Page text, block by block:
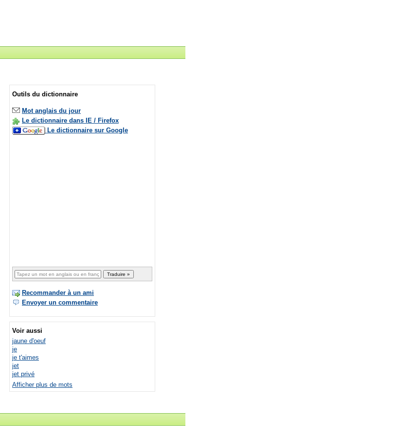
Outils du dictionnaire
Mot anglais du jour
Le dictionnaire dans IE / Firefox
Le dictionnaire sur Google
Recommander à un ami
Envoyer un commentaire
Voir aussi
jaune d'oeuf
je
je t'aimes
jet
jet privé
Afficher plus de mots